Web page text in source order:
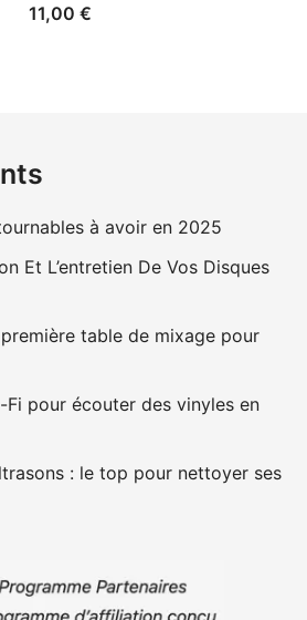
11,00 €
à avoir en 2025
Et L’entretien De Vos Disques
table de mixage pour
Fi pour écouter des vinyles en
: le top pour nettoyer ses